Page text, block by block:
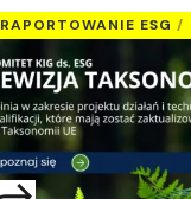
RAPORTOWANIE ESG